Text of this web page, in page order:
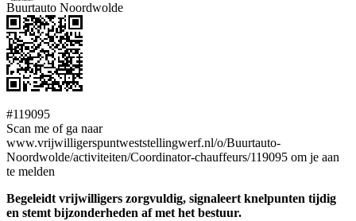
Buurtauto Noordwolde
#119095
Scan me of ga naar
www.vrijwilligerspuntweststellingwerf.nl/o/Buurtauto-
Noordwolde/activiteiten/Coordinator-chauffeurs/119095 om je aan
te melden
Begeleidt vrijwilligers zorgvuldig, signaleert knelpunten tijdig
en stemt bijzonderheden af met het bestuur.